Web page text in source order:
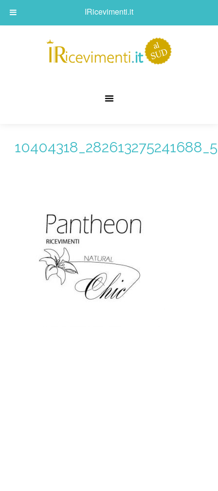
IRicevimenti.it